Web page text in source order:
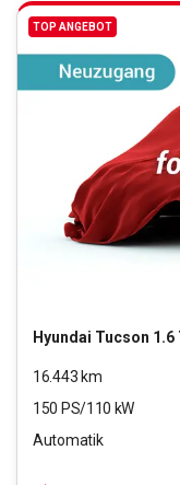
TOP ANGEBOT
Hyundai Tucson 1.6 T-GDI
16.443 km
150 PS/110 kW
Automatik